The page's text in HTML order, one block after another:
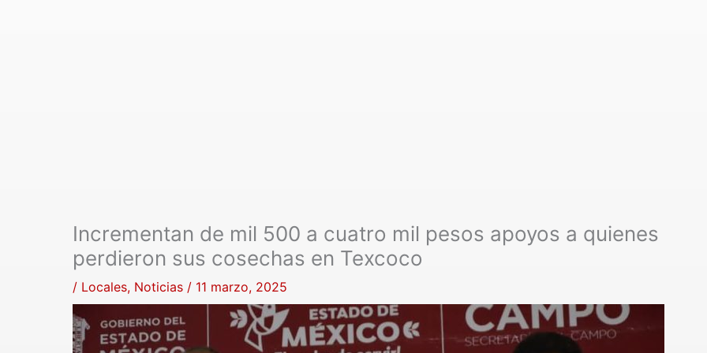
Incrementan de mil 500 a cuatro mil pesos apoyos a quienes
perdieron sus cosechas en Texcoco
/ Locales, Noticias / 11 marzo, 2025